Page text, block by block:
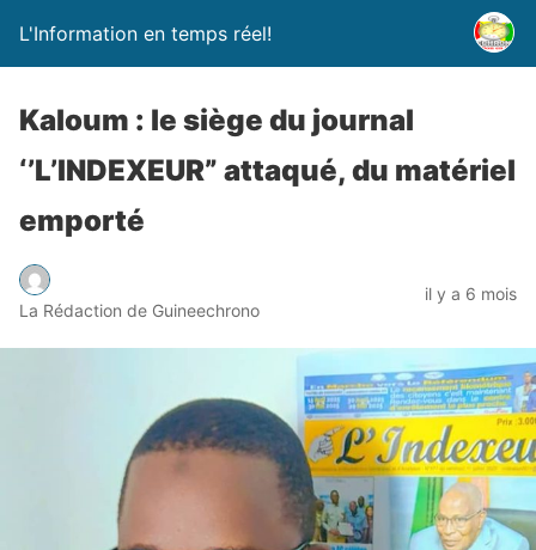
L'Information en temps réel!
Kaloum : le siège du journal
‘’L’INDEXEUR” attaqué, du matériel
emporté
La Rédaction de Guineechrono
il y a 6 mois